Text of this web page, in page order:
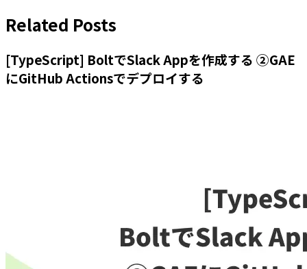
Related Posts
[TypeScript] BoltでSlack Appを作成する ②GAE
にGitHub Actionsでデプロイする